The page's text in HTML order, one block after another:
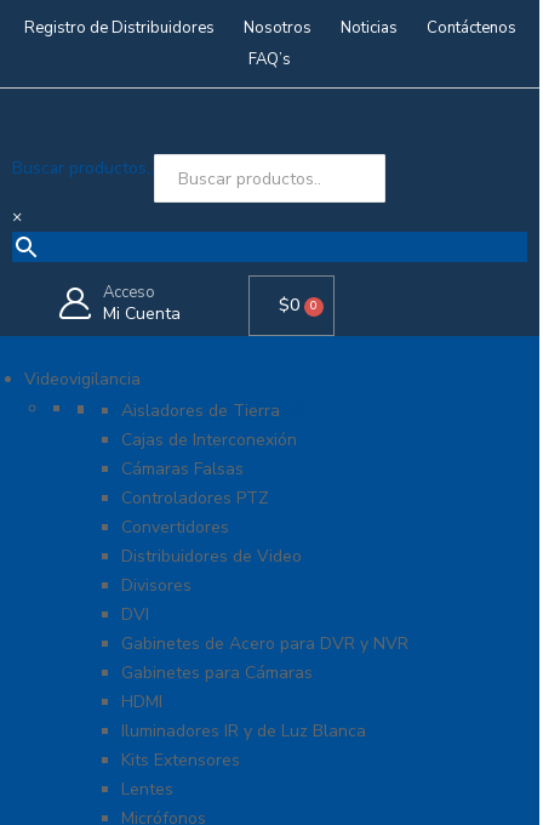
Registro de Distribuidores Nosotros Noticias
Contáctenos
FAQ’s
Buscar productos..
×
Acceso
Mi Cuenta $0 0
Videovigilancia
Accesorios generales
Aisladores de Tierra
Cajas de Interconexión
Cámaras Falsas
Controladores PTZ
Convertidores
Distribuidores de Video
Divisores
DVI
Gabinetes de Acero para DVR y NVR
Gabinetes para Cámaras
HDMI
Iluminadores IR y de Luz Blanca
Kits Extensores
Lentes
Micrófonos